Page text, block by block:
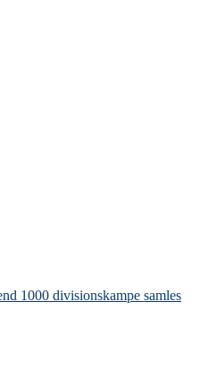
1000 divisionskampe samles